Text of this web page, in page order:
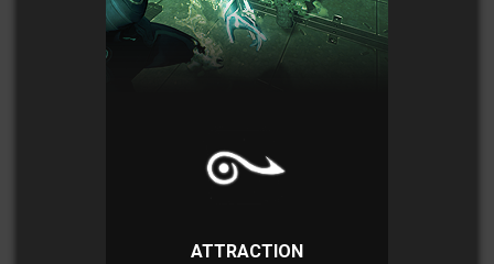
ATTRACTION